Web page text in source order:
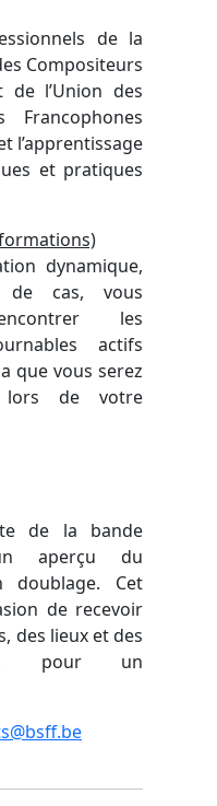
de la
Compositeurs
de l’Union des
Francophones
l’apprentissage
et pratiques
dynamique,
de cas, vous
les
actifs
que vous serez
lors de votre
de la bande
aperçu du
doublage. Cet
de recevoir
des lieux et des
pour un